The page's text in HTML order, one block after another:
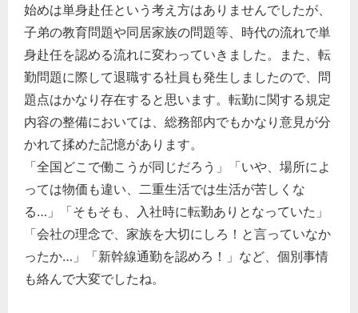
始めは単身赴任という考え方はありませんでしたが、
子弟の教育問題や同居家族の問題等、時代の流れで単
身赴任を認める流れに変わっていきました。また、転
勤問題に際して退職する社員も発生しましたので、問
題点はかなり存在すると思います。転勤に関する規定
内容の整備においては、総務部内でもかなり意見が分
かれて揉めた記憶があります。
「全国どこで働こうが同じだろう」「いや、場所によ
っては物価も違い、二重生活では生活が苦しくな
る…」「そもそも、入社時に転勤ありとなっていた」
「会社の理念で、家族を大切にしろ！と言っていなか
ったか…」「新幹線通勤を認めろ！」など、個別事情
も絡んで大変でしたね。